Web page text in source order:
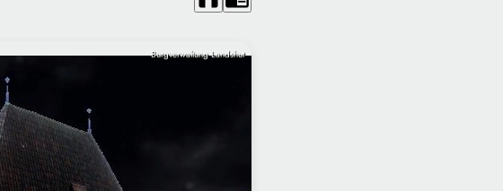
Burgverwaltung Landshut